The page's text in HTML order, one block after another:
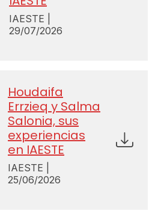
IAESTE |
29/07/2026
Houdaifa
Errzieq y Salma
Salonia, sus
experiencias
en IAESTE
IAESTE |
25/06/2026